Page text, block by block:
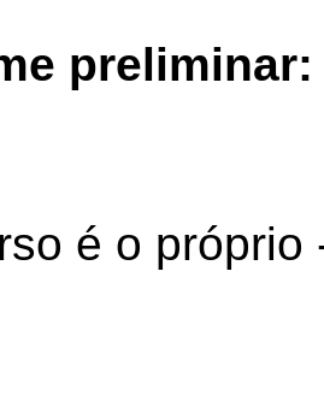
preliminar:
é o próprio